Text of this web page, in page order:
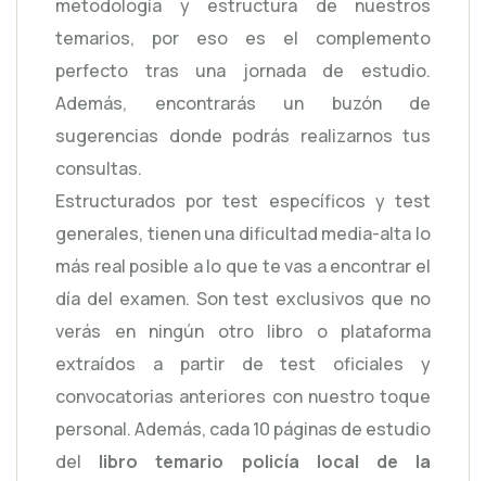
metodología y estructura de nuestros
temarios, por eso es el complemento
perfecto tras una jornada de estudio.
Además, encontrarás un buzón de
sugerencias donde podrás realizarnos tus
consultas.
Estructurados por test específicos y test
generales, tienen una dificultad media-alta lo
más real posible a lo que te vas a encontrar el
día del examen. Son test exclusivos que no
verás en ningún otro libro o plataforma
extraídos a partir de test oficiales y
convocatorias anteriores con nuestro toque
personal. Además, cada 10 páginas de estudio
del libro temario policía local de la